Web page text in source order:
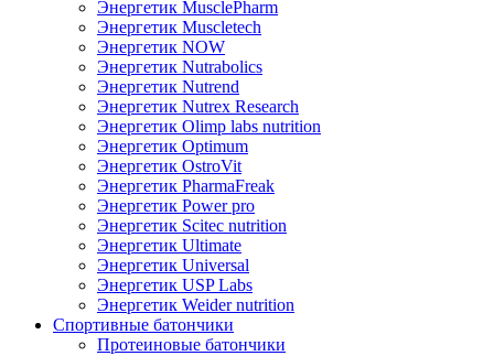
Энергетик MusclePharm
Энергетик Muscletech
Энергетик NOW
Энергетик Nutrabolics
Энергетик Nutrend
Энергетик Nutrex Research
Энергетик Olimp labs nutrition
Энергетик Optimum
Энергетик OstroVit
Энергетик PharmaFreak
Энергетик Power pro
Энергетик Scitec nutrition
Энергетик Ultimate
Энергетик Universal
Энергетик USP Labs
Энергетик Weider nutrition
Спортивные батончики
Протеиновые батончики